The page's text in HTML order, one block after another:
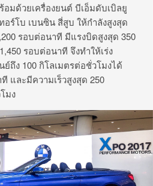
อมด้วยเครื่องยนต์ บีเอ็มดับเบิลยู
อร์โบ เบนซิน สี่สูบ ให้กำลังสูงสุด
รอบต่อนาที มีแรงบิดสูงสุด 350
รอบต่อนาที จึงทำให้เร่ง
ย์ถึง 100 กิโลเมตรต่อชั่วโมงได้
และมีความเร็วสูงสุด 250
มง